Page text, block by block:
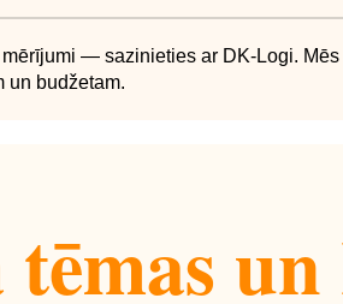
— sazinieties ar DK-Logi.
un budžetam.